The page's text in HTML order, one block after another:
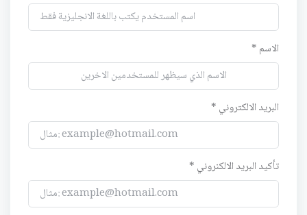
الاسم *
البريد الالكتروني *
تأكيد البريد الالكنروني *